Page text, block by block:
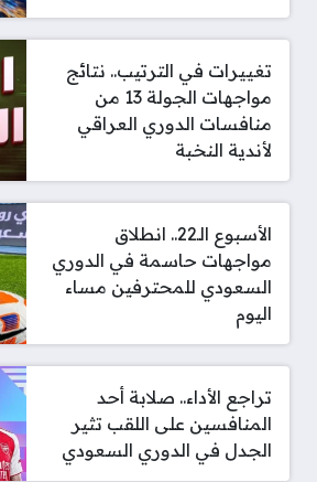
تغييرات في الترتيب.. نتائج
مواجهات الجولة 13 من
منافسات الدوري العراقي
لأندية النخبة
الأسبوع الـ22.. انطلاق
مواجهات حاسمة في الدوري
السعودي للمحترفين مساء
اليوم
تراجع الأداء.. صلابة أحد
المنافسين على اللقب تثير
الجدل في الدوري السعودي